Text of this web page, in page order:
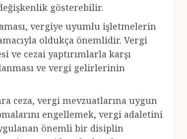
gösterebilir.
vergiye uyumlu işletmelerin
oldukça önemlidir. Vergi
ve cezai yaptırımlarla karşı
ve vergi gelirlerinin
ceza, vergi mevzuatlarına uygun
engellemek, vergi adaletini
önemli bir disiplin